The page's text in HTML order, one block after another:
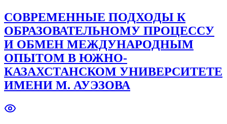
СОВРЕМЕННЫЕ ПОДХОДЫ К
ОБРАЗОВАТЕЛЬНОМУ ПРОЦЕССУ
И ОБМЕН МЕЖДУНАРОДНЫМ
ОПЫТОМ В ЮЖНО-
КАЗАХСТАНСКОМ УНИВЕРСИТЕТЕ
ИМЕНИ М. АУЭЗОВА